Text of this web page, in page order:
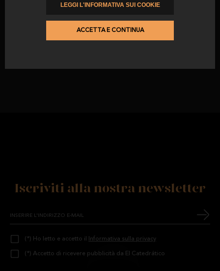
ACCETTA E CONTINUA
50% Lombo di cebo di
precedentemente
Iscriviti alla nostra newsletter
(*) Ho letto e accetto il Informativa sulla privacy
(*) Accetto di ricevere pubblicità da El Catedrático
LEGGI L'INFORMATIVA SUI COOKIE